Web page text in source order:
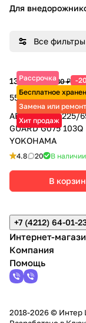
Для
Все фильтры
Рассрочка
Бесплатное
Замена или ремонт
Хит продаж
13 905 ₽17 380 ₽ -
55 620 ₽ за 4 шт.
АВТОШИНЫ 225/
GUARD G075 103Q
YOKOHAMA
4.8 20 В наличии
В
+7 (4212) 64-01-
Интернет-
Компания
Помощь
2018-2026 © Интер